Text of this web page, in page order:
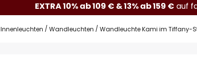
EXTRA 10% ab 109 € & 13% ab 159 € auf
Innenleuchten Wandleuchten Wandleuchte Kami im Tiffany-